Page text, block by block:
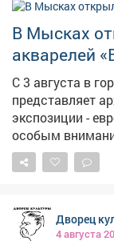
и соискателей,
Артцентр.рус 👉 rfartcenter.ru/musawards/
В Мысках
акварелей
С 3 августа в
представляет
экспозиции -
особым
Йорк, Эдинбург,
будет работать
искусству и
🏢 Выставка
Дворец
4 августа